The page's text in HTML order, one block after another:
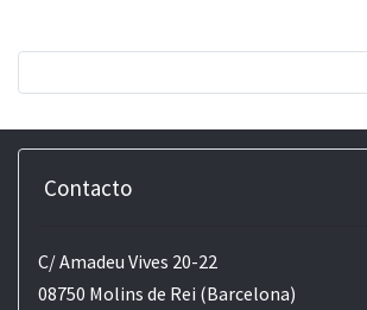
Contacto
C/ Amadeu Vives 20-22
08750 Molins de Rei (Barcelona)